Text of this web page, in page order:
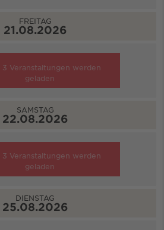
FREITAG
21.08.2026
3 Veranstaltungen werden
geladen
SAMSTAG
22.08.2026
3 Veranstaltungen werden
geladen
DIENSTAG
25.08.2026